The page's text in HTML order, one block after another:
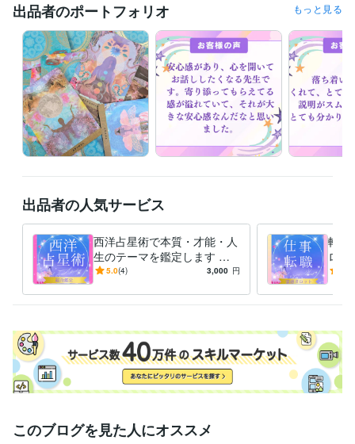
経験職種
クリエイター / コピーライター 経験年数 : 3年
クリエイター / ライター・編集 経験年数 : 5年
ライフスタイル・その他 / 占い師 経験年数 : 3年
受賞歴
ココナラ占い師開始
資格・検定
メンタル心理カウンセラー 取得年 : 2020年
タロットカード士 取得年 : 2020年
プログラミング言語・フレームワーク
HTML:2年
ビジネス・クリエイティブツール
Excel:20年Google サイト:4年
Google スプレッドシート:4年
Google ドキュメント:4年
人の隠れた魅力や可能性を見つけること:20年
「なんか話したくなる」と思わせる不思議な安心感:20年
人の価値観を否定せずに素直に受け止められること:20年
得意分野
出品者のポートフォリオ もっと見る
出品者の人気サービス
西洋占星術で本質・才能・人
生のテーマを鑑定します 占
星術スクールの元ライターが
鑑定書
5.0(4) 3,000 円
転職
ロッ
でい
このブログを見た人にオススメ